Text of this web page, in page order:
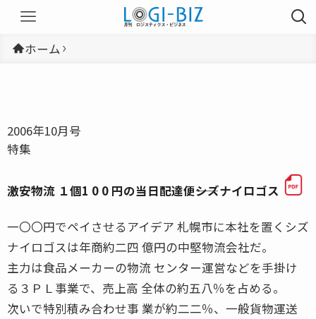
ホーム
2006年10月号
特集
激安物流 １個1 0 0 円の当日配達便――シズナイロゴス
一〇〇円でペイさせるアイデア 札幌市に本社を置くシズ
ナイロゴスは年商約二四 億円の中堅物流会社だ。
主力は食品メーカーの物流 センター運営などを手掛け
る３ＰＬ事業で、売上高 全体の約五八％を占める。
次いで特別積み合わせ事 業が約二二％、一般貨物運送